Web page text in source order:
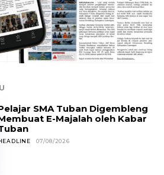
SMA Tuban Digembleng
E-Majalah oleh Kabar
07/08/2026